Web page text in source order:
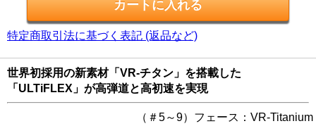
特定商取引法に基づく表記 (返品など)
世界初採用の新素材「VR-チタン」を搭載した
「ULTiFLEX」が高弾道と高初速を実現
（＃5～9）フェース：VR-